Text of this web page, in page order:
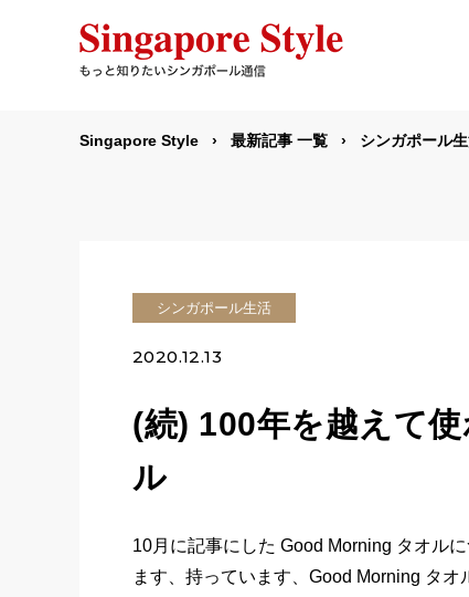
Singapore Style 最新記事 一覧 シンガポール
シンガポール生活
2020.12.13
(続) 100年を越えて
ル
10月に記事にした Good Morning タオル
ます、持っています、Good Morning タ